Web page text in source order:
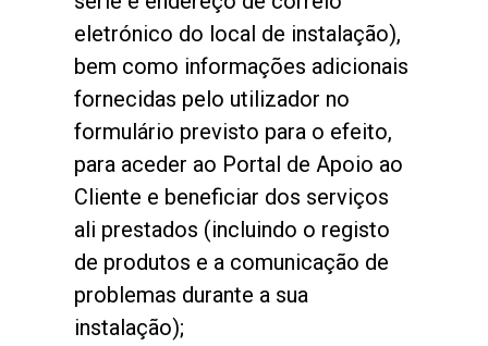
eletrónico do local de instalação),
bem como informações adicionais
fornecidas pelo utilizador no
formulário previsto para o efeito,
para aceder ao Portal de Apoio ao
Cliente e beneficiar dos serviços
ali prestados (incluindo o registo
de produtos e a comunicação de
problemas durante a sua
instalação);